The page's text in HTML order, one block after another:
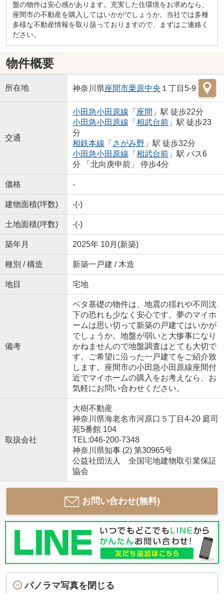
盤の物件は安心感があります。充実した住環境をお求めなら、
座間市の不動産を購入してはいかがでしょうか。当社では多種
多様な不動産情報を取り扱っておりますので、まずはご連絡く
ださい。
物件概要
所在地 神奈川県座間市栗原中央 １丁目5-9
交通
小田急小田原線 「 座間 」駅 徒歩22分
小田急小田原線 「 相武台前」駅 徒歩23
分
相鉄本線 「 さがみ野 」駅 徒歩32分
小田急小田原線 「 相武台前」駅 バス6
分 「北向庚申前」 停歩4分
価格 -
建物面積(坪数) -(-)
土地面積(坪数) -(-)
築年月 2025年 10月(新築)
種別 / 構造 新築一戸建 / 木造
地目 宅地
備考
ベタ基礎の物件は、地震の揺れや不同沈
下の恐れも少なく安心です。夢のマイホ
ームは思い切って新築の戸建てはいかが
でしょうか。地盤が弱いと大惨事になり
かねませんので地盤調査はとても大切で
す。ご希望に沿った一戸建てをご紹介致
します。座間市の小田急小田原線座間付
近でマイホームの購入をお考えなら、お
気軽にお問い合わせください。
取扱会社
大樹不動産
神奈川県海老名市河原口５丁目4-20 庭司
苑5番館 104
TEL:046-200-7348
神奈川県知事 (2) 第30965号
公益社団法人 全国宅地建物取引業保証
協会
お問い合わせ(無料)
パノラマ写真を閉じる